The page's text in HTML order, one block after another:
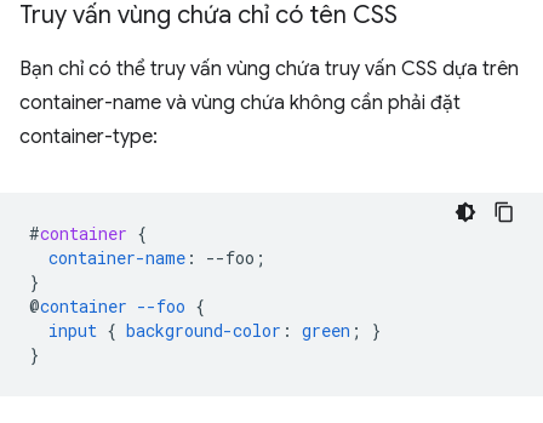
Truy vấn vùng chứa chỉ có tên CSS
Bạn chỉ có thể truy vấn vùng chứa truy vấn CSS dựa trên
container-name và vùng chứa không cần phải đặt
container-type:
#container {
container-name : --foo ;
}
@container --foo {
input { background-color : green ;
}
}